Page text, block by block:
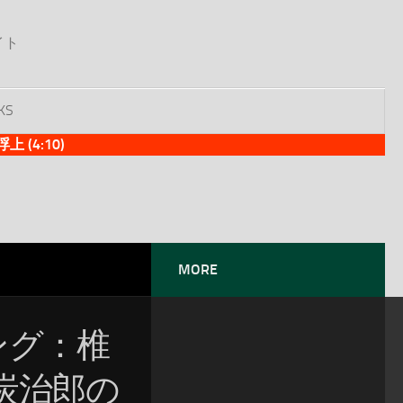
上 (4:10)
グ：椎
治郎の
MORE